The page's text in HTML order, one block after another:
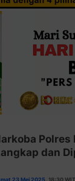
dan
23 Mei 2025, 18:30